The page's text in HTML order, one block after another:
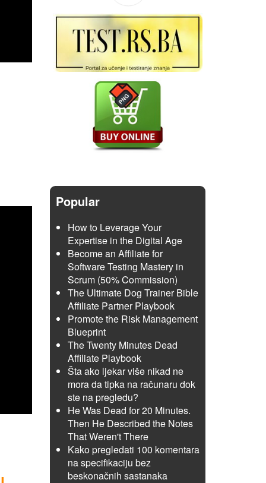
Popular
How to Leverage Your
Expertise in the Digital Age
Become an Affiliate for
Software Testing Mastery in
Scrum (50% Commission)
The Ultimate Dog Trainer Bible
Affiliate Partner Playbook
Promote the Risk Management
Blueprint
The Twenty Minutes Dead
Affiliate Playbook
Šta ako ljekar više nikad ne
mora da tipka na računaru dok
ste na pregledu?
He Was Dead for 20 Minutes.
Then He Described the Notes
That Weren't There
Kako pregledati 100 komentara
na specifikaciju bez
beskonačnih sastanaka